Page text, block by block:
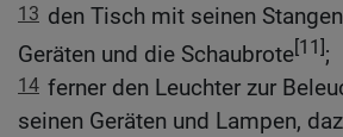
13 den Tisch mit seinen
Geräten und die Schaubrote[11];
14 ferner den Leuchter zur
seinen Geräten und Lampen,